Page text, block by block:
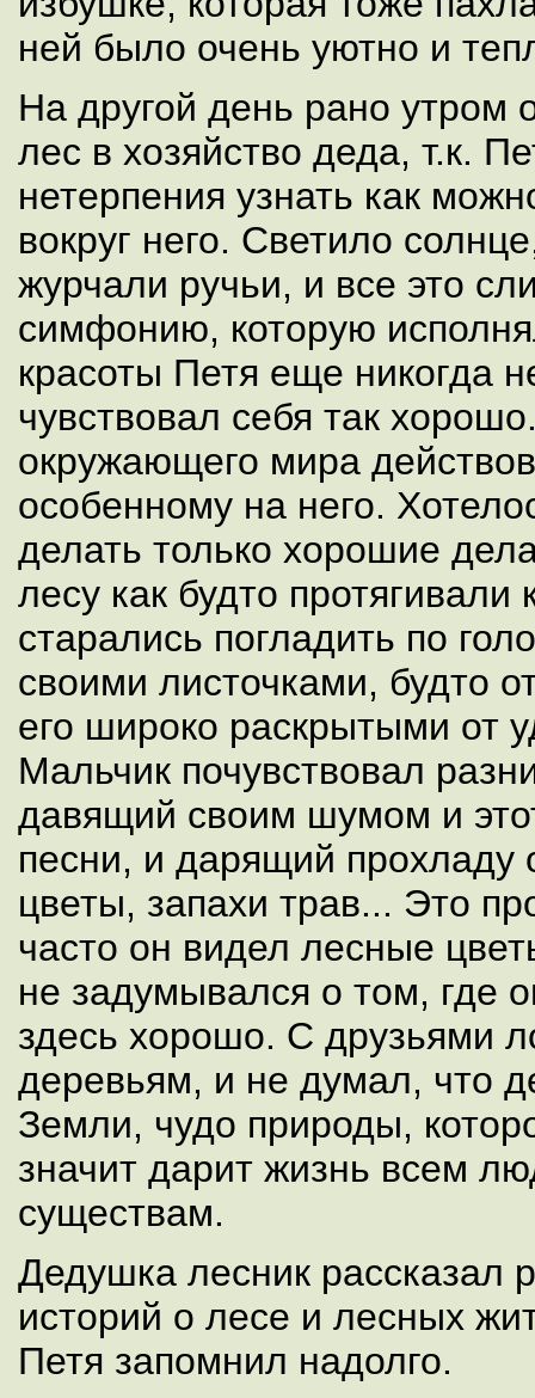
ней было очень уютно и
На другой день рано утром
лес в хозяйство деда, т.к.
нетерпения узнать как
вокруг него. Светило
журчали ручьи, и все это
симфонию, которую
красоты Петя еще никогда
чувствовал себя так
окружающего мира
особенному на него.
делать только хорошие
лесу как будто протягивали
старались погладить по
своими листочками, будто
его широко раскрытыми от
Мальчик почувствовал
давящий своим шумом и
песни, и дарящий прохладу
цветы, запахи трав... Это
часто он видел лесные
не задумывался о том, где
здесь хорошо. С друзьями
деревьям, и не думал, что
Земли, чудо природы,
значит дарит жизнь всем
существам.
Дедушка лесник рассказал
историй о лесе и лесных
Петя запомнил надолго.